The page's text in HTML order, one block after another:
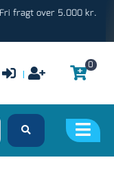
Fri fragt over 5.000 kr.
|
0